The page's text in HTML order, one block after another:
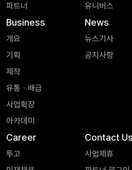
파트너
유니버스
Business
개요
기획
제작
유통ㆍ배급
사업확장
아카데미
News
뉴스기사
공지사항
Career
투고
Contact Us
사업제휴